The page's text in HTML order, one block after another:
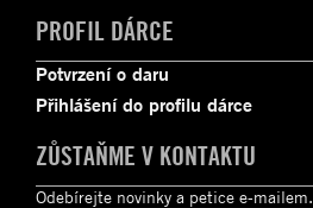
PROFIL DÁRCE
Potvrzení o daru
Přihlášení do profilu dárce
ZŮSTAŇME V KONTAKTU
Odebírejte novinky a petice e-mailem.